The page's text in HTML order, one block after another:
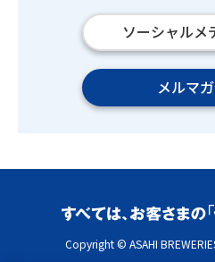
ソーシャルメ
メルマ
Copyright © ASAHI